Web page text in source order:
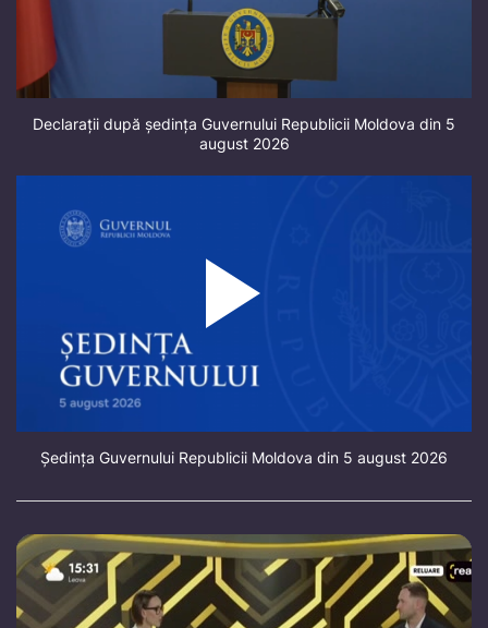
Declarații după ședința Guvernului Republicii Moldova din 5
august 2026
Ședința Guvernului Republicii Moldova din 5 august 2026